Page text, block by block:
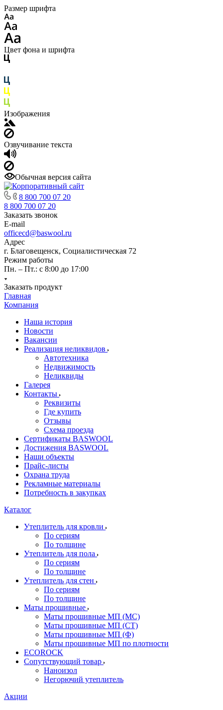
Размер шрифта
Цвет фона и шрифта
Изображения
Озвучивание текста
Обычная версия сайта
8 800 700 07 20
8 800 700 07 20
Заказать звонок
E-mail
officecd@baswool.ru
Адрес
г. Благовещенск, Социалистическая 72
Режим работы
Пн. – Пт.: с 8:00 до 17:00
Заказать продукт
Главная
Компания
Наша история
Новости
Вакансии
Реализация неликвидов
Автотехника
Недвижимость
Неликвиды
Галерея
Контакты
Реквизиты
Где купить
Отзывы
Схема проезда
Сертификаты BASWOOL
Достижения BASWOOL
Наши объекты
Прайс-листы
Охрана труда
Рекламные материалы
Потребность в закупках
Каталог
Утеплитель для кровли
По сериям
По толщине
Утеплитель для пола
По сериям
По толщине
Утеплитель для стен
По сериям
По толщине
Маты прошивные
Маты прошивные МП (МС)
Маты прошивные МП (СТ)
Маты прошивные МП (Ф)
Маты прошивные МП по плотности
ECOROCK
Сопутствующий товар
Наноизол
Негорючий утеплитель
Акции